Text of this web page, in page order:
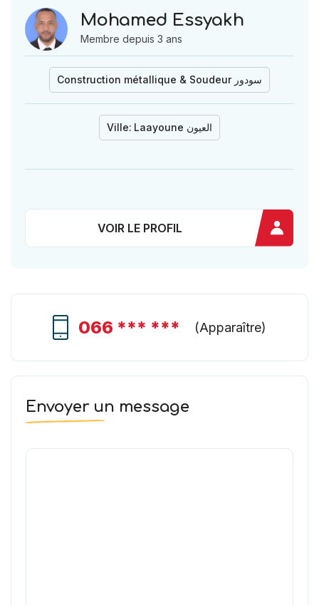
Mohamed Essyakh
Membre depuis 3 ans
Construction métallique & Soudeur سودور
Ville: Laayoune العيون
VOIR LE PROFIL
066 *** *** (Apparaître)
Envoyer un message